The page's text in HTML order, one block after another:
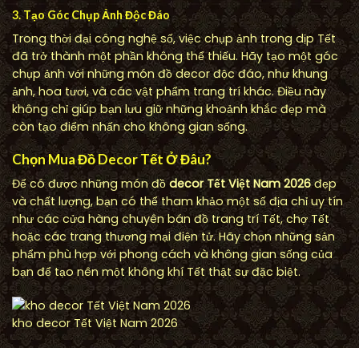
3. Tạo Góc Chụp Ảnh Độc Đáo
Trong thời đại công nghệ số, việc chụp ảnh trong dịp Tết
đã trở thành một phần không thể thiếu. Hãy tạo một góc
chụp ảnh với những món đồ decor độc đáo, như khung
ảnh, hoa tươi, và các vật phẩm trang trí khác. Điều này
không chỉ giúp bạn lưu giữ những khoảnh khắc đẹp mà
còn tạo điểm nhấn cho không gian sống.
Chọn Mua Đồ Decor Tết Ở Đâu?
Để có được những món đồdecor Tết Việt Nam 2026đẹp
và chất lượng, bạn có thể tham khảo một số địa chỉ uy tín
như các cửa hàng chuyên bán đồ trang trí Tết, chợ Tết
hoặc các trang thương mại điện tử. Hãy chọn những sản
phẩm phù hợp với phong cách và không gian sống của
bạn để tạo nên một không khí Tết thật sự đặc biệt.
kho decor Tết Việt Nam 2026